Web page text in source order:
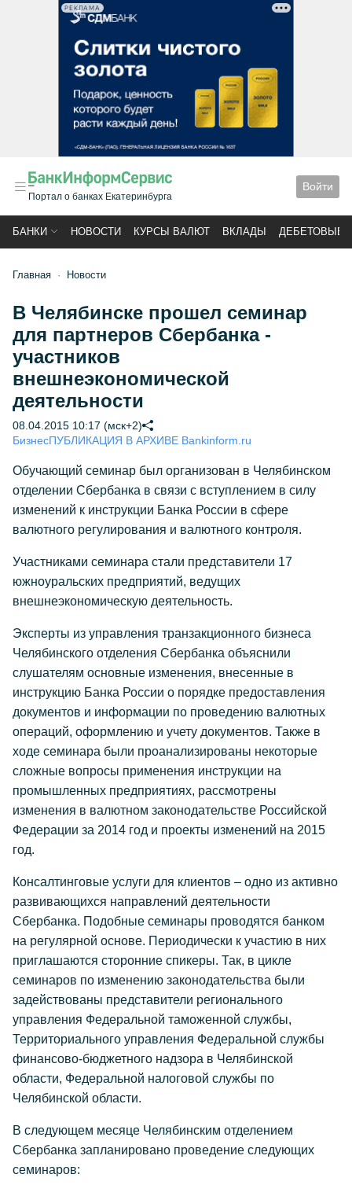
РЕКЛАМА
Портал о банках Екатеринбурга
Войти
БАНКИ НОВОСТИ КУРСЫ ВАЛЮТ ВКЛАДЫ ДЕБЕТОВЫЕ
Главная Новости
В Челябинске прошел семинар
для партнеров Сбербанка -
участников
внешнеэкономической
деятельности
08.04.2015 10:17 (мск+2)
БизнесПУБЛИКАЦИЯ В АРХИВЕ Bankinform.ru
Обучающий семинар был организован в Челябинском
отделении Сбербанка в связи с вступлением в силу
изменений к инструкции Банка России в сфере
валютного регулирования и валютного контроля.
Участниками семинара стали представители 17
южноуральских предприятий, ведущих
внешнеэкономическую деятельность.
Эксперты из управления транзакционного бизнеса
Челябинского отделения Сбербанка объяснили
слушателям основные изменения, внесенные в
инструкцию Банка России о порядке предоставления
документов и информации по проведению валютных
операций, оформлению и учету документов. Также в
ходе семинара были проанализированы некоторые
сложные вопросы применения инструкции на
промышленных предприятиях, рассмотрены
изменения в валютном законодательстве Российской
Федерации за 2014 год и проекты изменений на 2015
год.
Консалтинговые услуги для клиентов – одно из активно
развивающихся направлений деятельности
Сбербанка. Подобные семинары проводятся банком
на регулярной основе. Периодически к участию в них
приглашаются сторонние спикеры. Так, в цикле
семинаров по изменению законодательства были
задействованы представители регионального
управления Федеральной таможенной службы,
Территориального управления Федеральной службы
финансово-бюджетного надзора в Челябинской
области, Федеральной налоговой службы по
Челябинской области.
В следующем месяце Челябинским отделением
Сбербанка запланировано проведение следующих
семинаров: